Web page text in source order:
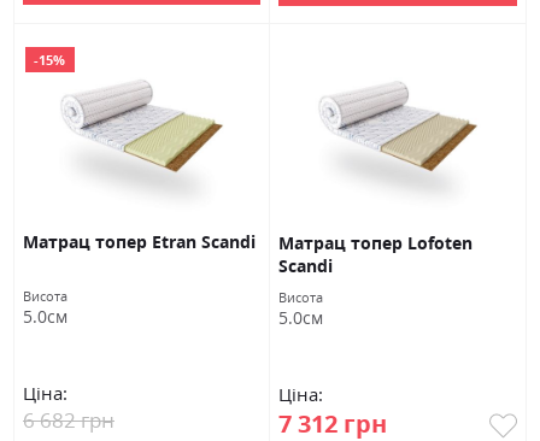
-15%
Матрац топер Etran Scandi
Висота
5.0см
Ціна:
6 682 грн
Матрац топер Lofoten
Scandi
Висота
5.0см
Ціна:
7 312 грн